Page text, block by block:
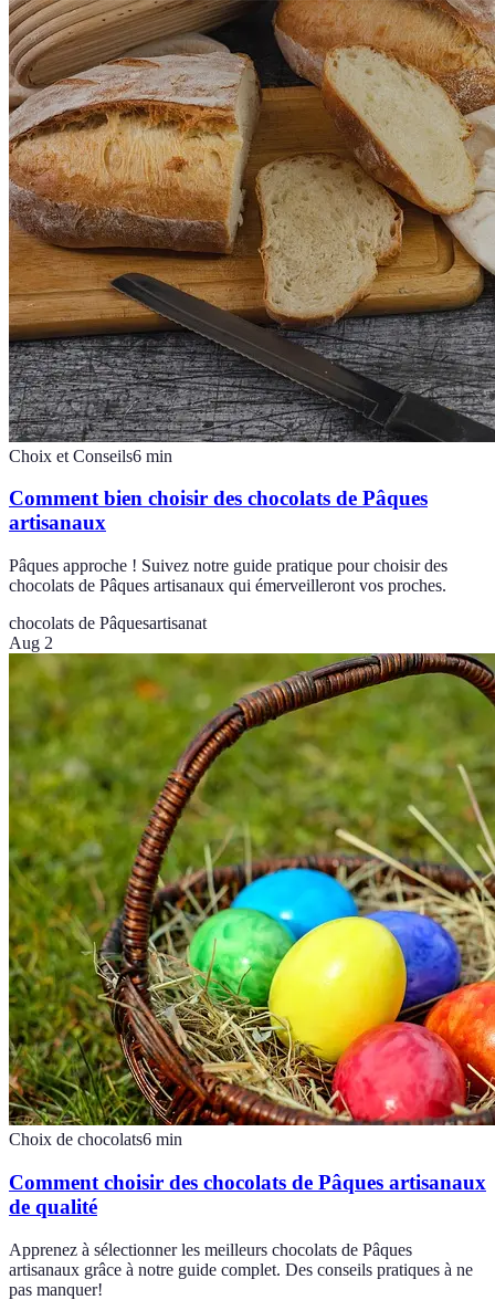
Choix et Conseils6 min
Comment bien choisir des chocolats de Pâques
artisanaux
Pâques approche ! Suivez notre guide pratique pour choisir des
chocolats de Pâques artisanaux qui émerveilleront vos proches.
chocolats de Pâquesartisanat
Aug 2
Choix de chocolats6 min
Comment choisir des chocolats de Pâques artisanaux
de qualité
Apprenez à sélectionner les meilleurs chocolats de Pâques
artisanaux grâce à notre guide complet. Des conseils pratiques à ne
pas manquer!